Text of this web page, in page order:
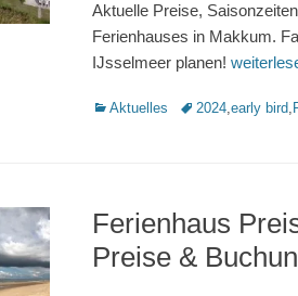
Aktuelle Preise,
Ferienhauses in Makkum.
IJsselmeer planen!
Kategorien
Aktuelles Schlagworte
2024,early bird,
Ferienhaus
Preise &